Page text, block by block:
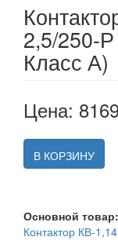
2,5/250-
Класс А)
Цена:
В КОРЗИНУ
Основной товар:
Контактор КВ-